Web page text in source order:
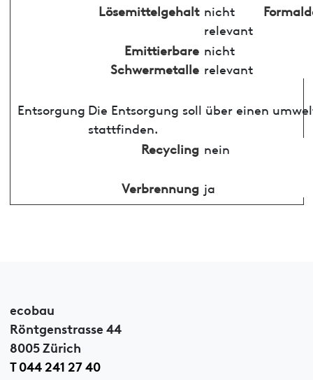
Lösemittelgehalt nicht
relevant
Emittierbare
Schwermetalle
nicht
relevant
Entsorgung Die Entsorgung soll über einen
stattfinden.
Recycling nein
Verbrennung ja
ecobau
Röntgenstrasse 44
8005 Zürich
T 044 241 27 40